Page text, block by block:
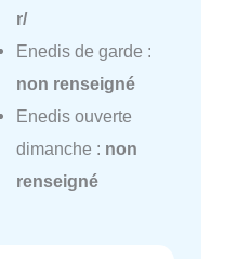
r/
Enedis de garde :
non renseigné
Enedis ouverte
dimanche : non
renseigné